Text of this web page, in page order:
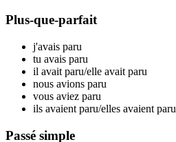
Plus-que-parfait
j'avais paru
tu avais paru
il avait paru/elle avait paru
nous avions paru
vous aviez paru
ils avaient paru/elles avaient paru
Passé simple